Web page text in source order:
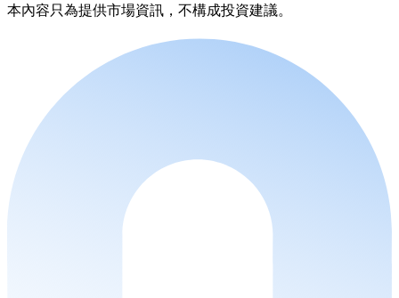
本內容只為提供市場資訊，不構成投資建議。